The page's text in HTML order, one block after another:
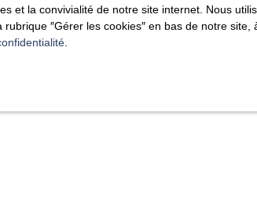
et la convivialité de notre site internet. Nous
″Gérer les cookies″ en bas de notre